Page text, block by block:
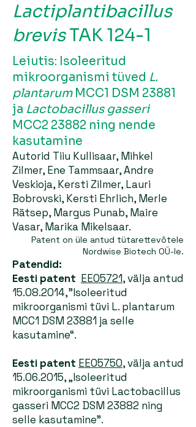
Lactiplantibacillus
brevisTAK 124-1
Leiutis: Isoleeritud
mikroorganismi tüved L.
plantarumMCC1 DSM 23881
ja Lactobacillus gasseri
MCC2 23882 ning nende
kasutamine
Autorid Tiiu Kullisaar, Mihkel
Zilmer, Ene Tammsaar, Andre
Veskioja, Kersti Zilmer, Lauri
Bobrovski, Kersti Ehrlich, Merle
Rätsep, Margus Punab, Maire
Vasar, Marika Mikelsaar.
Patent on üle antud tütarettevõtele
Nordwise Biotech OÜ-le.
Patendid:
Eesti patent EE05721,välja antud
15.08.2014,”Isoleeritud
mikroorganismi tüvi L. plantarum
MCC1 DSM 23881 ja selle
kasutamine“.
Eesti patent EE05750, välja antud
15.06.2015, „Isoleeritud
mikroorganismi tüvi Lactobacillus
gasseri MCC2 DSM 23882 ning
selle kasutamine”.